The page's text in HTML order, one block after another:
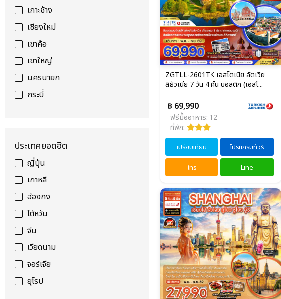
เกาะช้าง
เชียงใหม่
เขาค้อ
เขาใหญ่
นครนายก
กระบี่
ประเทศยอดฮิต
ญี่ปุ่น
เกาหลี
ฮ่องกง
ไต้หวัน
จีน
เวียดนาม
จอร์เจีย
ยุโรป
ZGTLL-2601TK เอสโตเนีย ลัตเวีย
ลิธัวเนีย 7 วัน 4 คืน บอลติก (เอสโ...
฿ 69,990
ฟรีมื้ออาหาร: 12
ที่พัก:
เปรียบเทียบ โปรแกรมทัวร์
โทร Line